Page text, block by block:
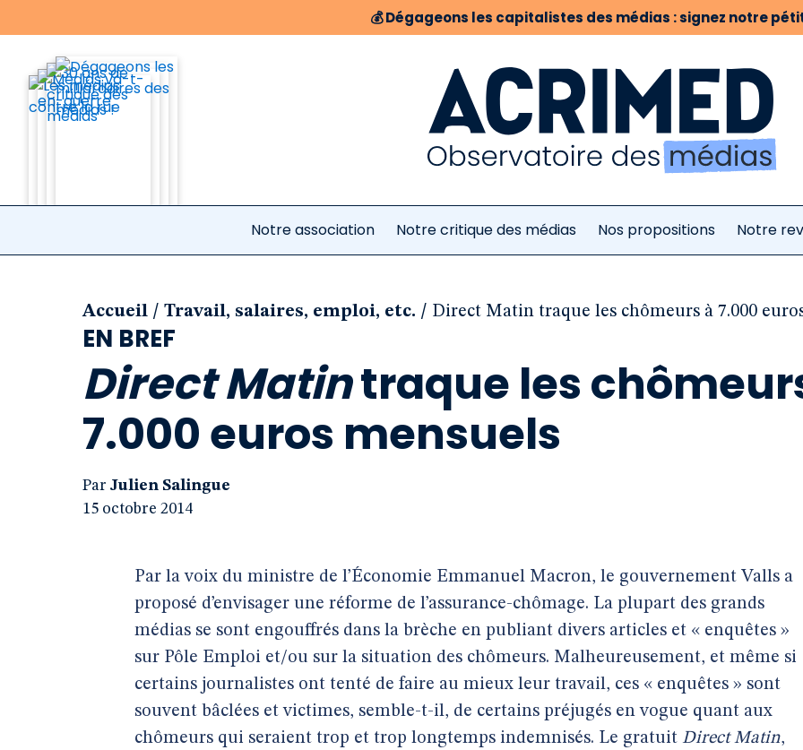
💰Dégageons les capitalistes des médias : signez notre
Notre association Notre critique des médias Nos propositions Notre
Accueil / Travail, salaires, emploi, etc. / Direct Matin traque les chômeurs à 7.000
EN BREF
Direct Matintraque les
7.000 euros mensuels
Par Julien Salingue
15 octobre 2014
Par la voix du ministre de l’Économie Emmanuel Macron, le gouvernement Valls a
proposé d’envisager une réforme de l’assurance-chômage. La plupart des grands
médias se sont engouffrés dans la brèche en publiant divers articles et « enquêtes »
sur Pôle Emploi et/ou sur la situation des chômeurs. Malheureusement, et même si
certains journalistes ont tenté de faire au mieux leur travail, ces « enquêtes » sont
souvent bâclées et victimes, semble-t-il, de certains préjugés en vogue quant aux
chômeurs qui seraient trop et trop longtemps indemnisés. Le gratuit Direct Matin,